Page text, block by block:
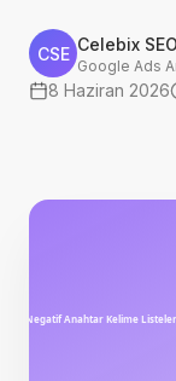
CSE Celebix
Google Ads
8 Haziran 2026